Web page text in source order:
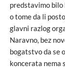
predstavimo bilo
o tome da li
glavni razlog
Naravno, bez
bogatstvo da se
koncerata nema